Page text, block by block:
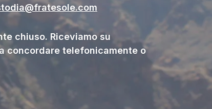
chiuso. Riceviamo su
concordare telefonicamente o